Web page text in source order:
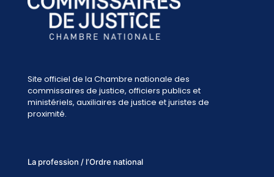
Site officiel de la Chambre nationale des
commissaires de justice, officiers publics et
ministériels, auxiliaires de justice et juristes de
proximité.
La profession / l’Ordre national